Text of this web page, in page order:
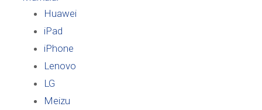
Huawei
iPad
iPhone
Lenovo
LG
Meizu